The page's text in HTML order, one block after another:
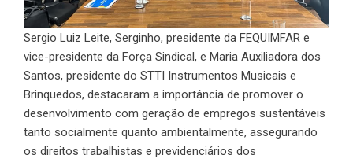
Sergio Luiz Leite, Serginho, presidente da FEQUIMFAR e
vice-presidente da Força Sindical, e Maria Auxiliadora dos
Santos, presidente do STTI Instrumentos Musicais e
Brinquedos, destacaram a importância de promover o
desenvolvimento com geração de empregos sustentáveis
tanto socialmente quanto ambientalmente, assegurando
os direitos trabalhistas e previdenciários dos